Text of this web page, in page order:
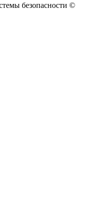
безопасности ©